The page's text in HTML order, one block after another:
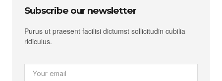
Subscribe our newsletter
Purus ut praesent facilisi dictumst sollicitudin cubilia
ridiculus.